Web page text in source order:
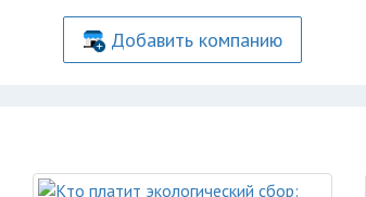
Добавить компанию